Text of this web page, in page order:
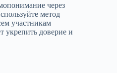
через
метод
участникам
укрепить доверие и